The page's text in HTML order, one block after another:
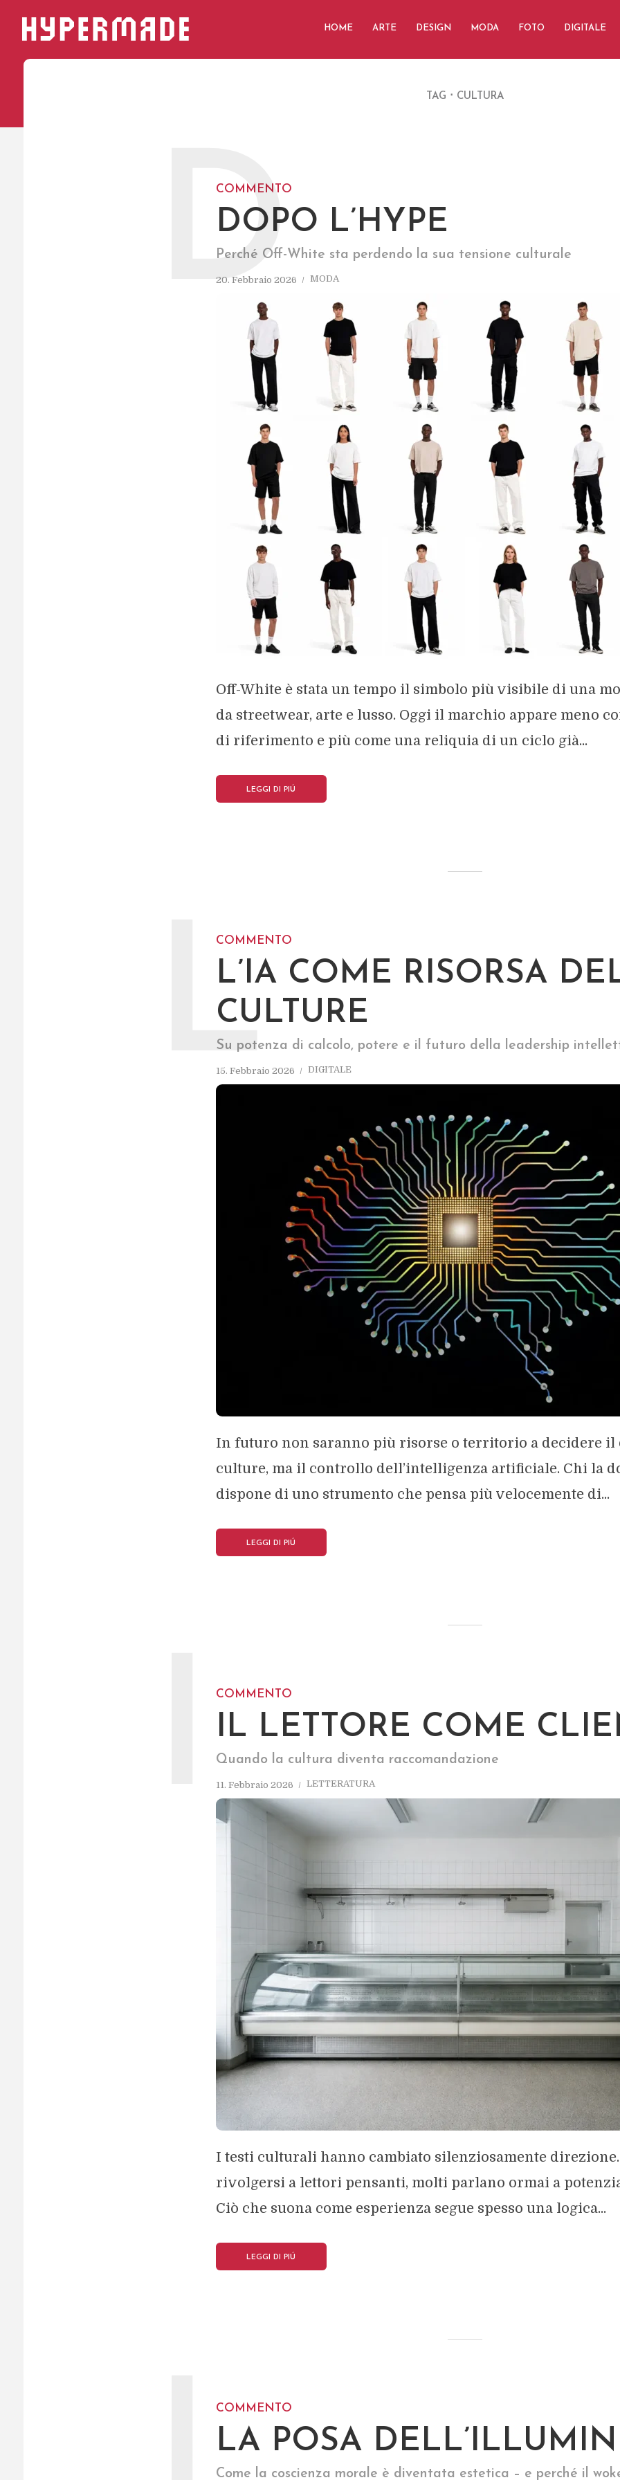
HYPERMADE HOME ARTE DESIGN MODA FOTO DIGITALE
TAG CULTURA
COMMENTO
DOPO L’HYPE
Perché Off-White sta perdendo la sua tensione culturale
20. Febbraio 2026 MODA
D
Off-White è stata un tempo il simbolo più visibile di una
da streetwear, arte e lusso. Oggi il marchio appare meno
di riferimento e più come una reliquia di un ciclo già...
LEGGI DI PIÚ
COMMENTO
L’IA COME RISORSA
CULTURE
Su potenza di calcolo, potere e il futuro della leadership
15. Febbraio 2026 DIGITALE
L
In futuro non saranno più risorse o territorio a decidere il
culture, ma il controllo dell’intelligenza artificiale. Chi la
dispone di uno strumento che pensa più velocemente di...
LEGGI DI PIÚ
COMMENTO
IL LETTORE COME
Quando la cultura diventa raccomandazione
11. Febbraio 2026 LETTERATURA
I testi culturali hanno cambiato silenziosamente
rivolgersi a lettori pensanti, molti parlano ormai a
Ciò che suona come esperienza segue spesso una logica...
LEGGI DI PIÚ
COMMENTO
LA POSA
Come la coscienza morale è diventata estetica – e perché il